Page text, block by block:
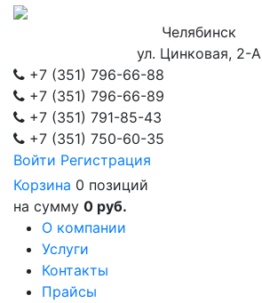
Челябинск
ул. Цинковая, 2-А
+7 (351) 796-66-88
+7 (351) 796-66-89
+7 (351) 791-85-43
+7 (351) 750-60-35
Войти Регистрация
Корзина 0 позиций
на сумму 0 руб.
О компании
Услуги
Контакты
Прайсы